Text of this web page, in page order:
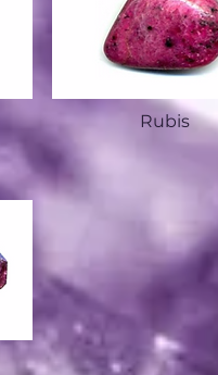
Rubis